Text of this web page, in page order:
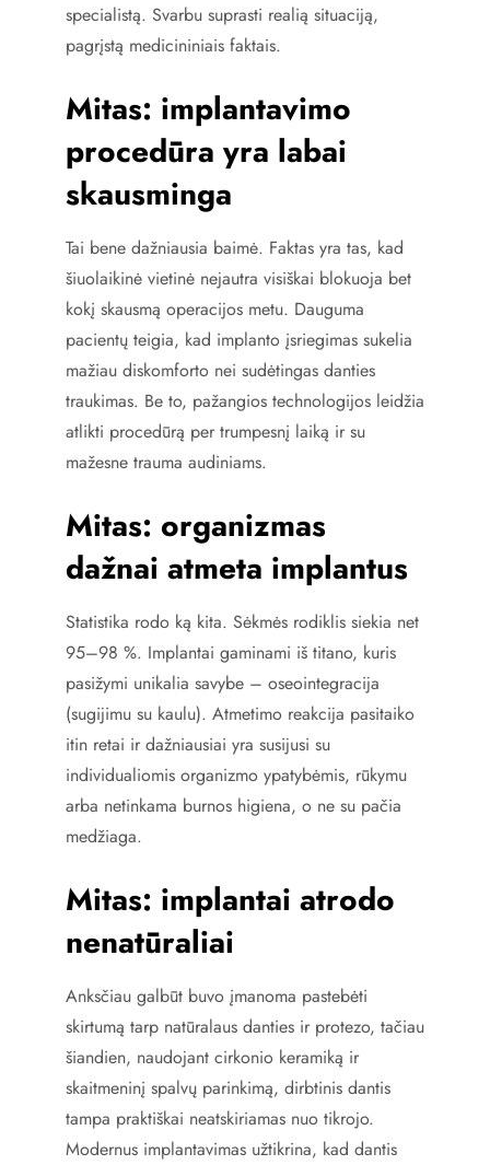
specialistą. Svarbu suprasti realią situaciją,
pagrįstą medicininiais faktais.
Mitas: implantavimo
procedūra yra labai
skausminga
Tai bene dažniausia baimė. Faktas yra tas, kad
šiuolaikinė vietinė nejautra visiškai blokuoja bet
kokį skausmą operacijos metu. Dauguma
pacientų teigia, kad implanto įsriegimas sukelia
mažiau diskomforto nei sudėtingas danties
traukimas. Be to, pažangios technologijos leidžia
atlikti procedūrą per trumpesnį laiką ir su
mažesne trauma audiniams.
Mitas: organizmas
dažnai atmeta implantus
Statistika rodo ką kita. Sėkmės rodiklis siekia net
95–98 %. Implantai gaminami iš titano, kuris
pasižymi unikalia savybe – oseointegracija
(sugijimu su kaulu). Atmetimo reakcija pasitaiko
itin retai ir dažniausiai yra susijusi su
individualiomis organizmo ypatybėmis, rūkymu
arba netinkama burnos higiena, o ne su pačia
medžiaga.
Mitas: implantai atrodo
nenatūraliai
Anksčiau galbūt buvo įmanoma pastebėti
skirtumą tarp natūralaus danties ir protezo, tačiau
šiandien, naudojant cirkonio keramiką ir
skaitmeninį spalvų parinkimą, dirbtinis dantis
tampa praktiškai neatskiriamas nuo tikrojo.
Modernus implantavimas užtikrina, kad dantis